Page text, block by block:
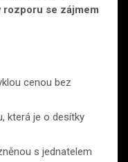
rozporu se zájmem
cenou bez
která je o desítky
s jednatelem